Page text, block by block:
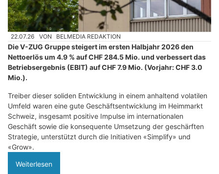
22.07.26 VON BELMEDIA REDAKTION
Die V-ZUG Gruppe steigert im ersten Halbjahr 2026 den
Nettoerlös um 4.9 % auf CHF 284.5 Mio. und verbessert das
Betriebsergebnis (EBIT) auf CHF 7.9 Mio. (Vorjahr: CHF 3.0
Mio.).
Treiber dieser soliden Entwicklung in einem anhaltend volatilen
Umfeld waren eine gute Geschäftsentwicklung im Heimmarkt
Schweiz, insgesamt positive Impulse im internationalen
Geschäft sowie die konsequente Umsetzung der geschärften
Strategie, unterstützt durch die Initiativen «Simplify» und
«Grow».
Weiterlesen